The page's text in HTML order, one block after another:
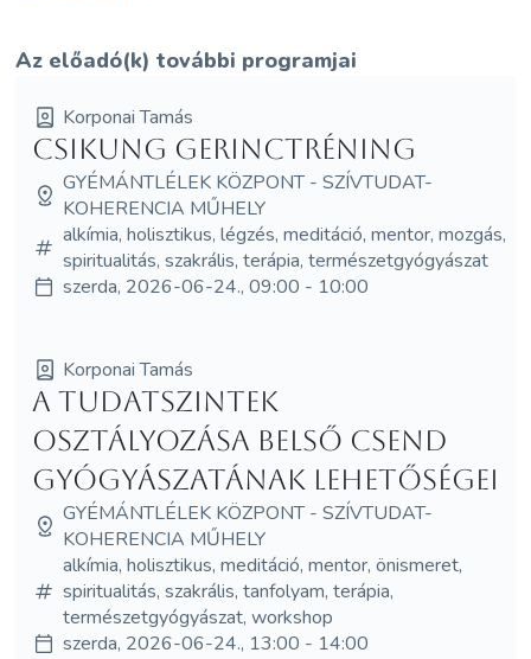
Az előadó(k) további programjai
Korponai Tamás
Csikung Gerinctréning
GYÉMÁNTLÉLEK KÖZPONT - SZÍVTUDAT-
KOHERENCIA MŰHELY
alkímia, holisztikus, légzés, meditáció, mentor, mozgás,
spiritualitás, szakrális, terápia, természetgyógyászat
szerda, 2026-06-24., 09:00 - 10:00
Korponai Tamás
A tudatszintek
osztályozása Belső csend
gyógyászatának lehetőségei
GYÉMÁNTLÉLEK KÖZPONT - SZÍVTUDAT-
KOHERENCIA MŰHELY
alkímia, holisztikus, meditáció, mentor, önismeret,
spiritualitás, szakrális, tanfolyam, terápia,
természetgyógyászat, workshop
szerda, 2026-06-24., 13:00 - 14:00